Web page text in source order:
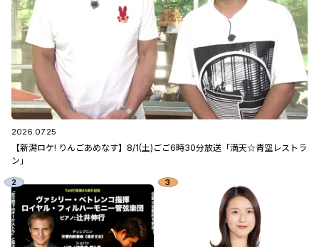
2026.07.25
【新潟ロケ! りんごあめなす】8/1(土)ごご6時30分放送「満天☆青空レストラ
ン」